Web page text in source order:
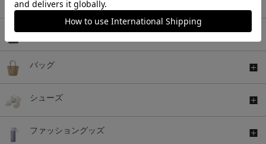
アウター
バッグ
シューズ
ファッショングッズ